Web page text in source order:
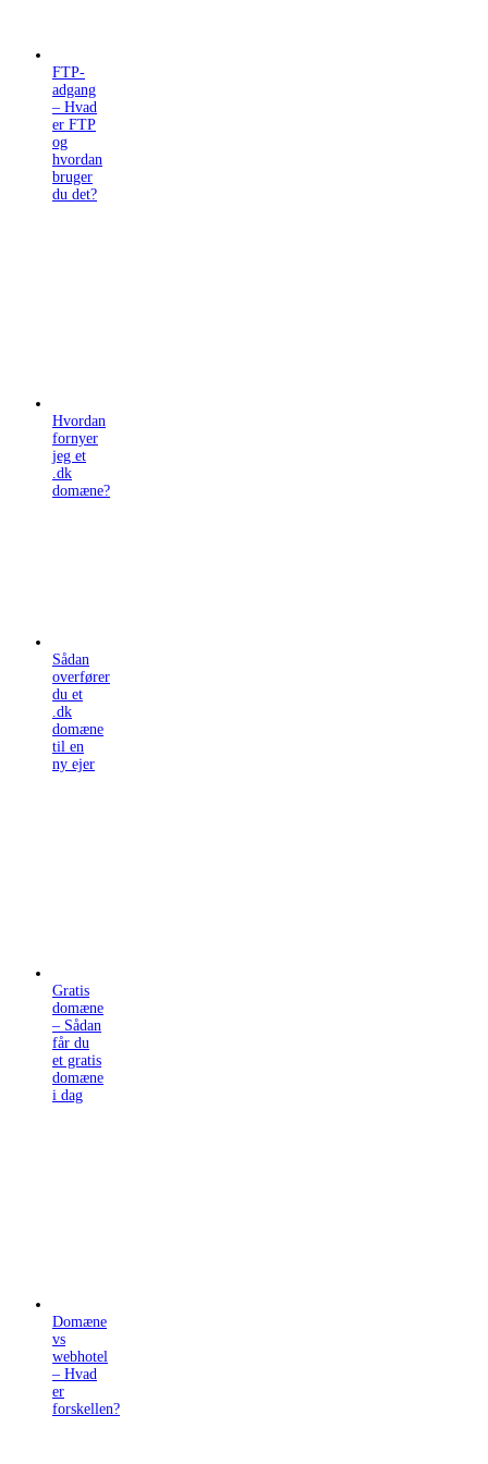
FTP-
adgang
– Hvad
er FTP
og
hvordan
bruger
du det?
Hvordan
fornyer
jeg et
.dk
domæne?
Sådan
overfører
du et
.dk
domæne
til en
ny ejer
Gratis
domæne
– Sådan
får du
et gratis
domæne
i dag
Domæne
vs
webhotel
– Hvad
er
forskellen?